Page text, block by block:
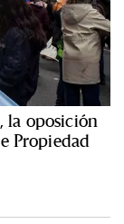
la oposición
Propiedad